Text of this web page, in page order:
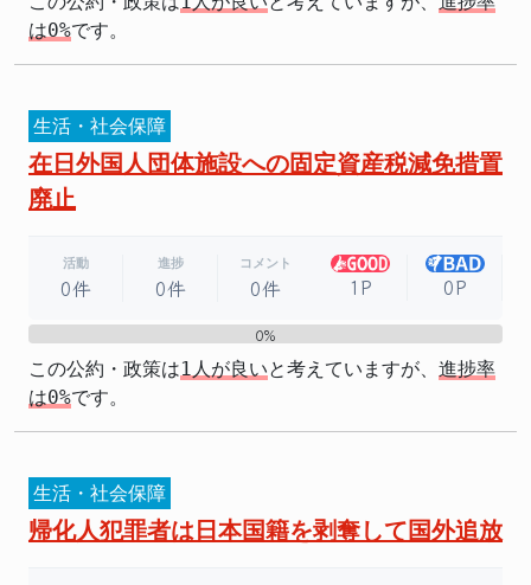
は0%です。
生活・社会保障
在日外国人団体施設への固定資産税減免措置
廃止
活動
0件
進捗
0件
コメント
0件 1P 0P
0%
この公約・政策は1人が良いと考えていますが、 進捗率
は0%です。
生活・社会保障
帰化人犯罪者は日本国籍を剥奪して国外追放